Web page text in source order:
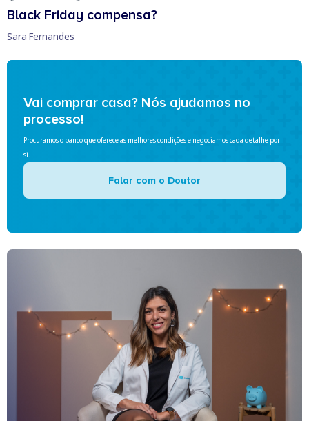
Black Friday compensa?
Sara Fernandes
Vai comprar casa? Nós ajudamos no
processo!
Procuramos o banco que oferece as melhores condições e negociamos cada detalhe por
si.
Falar com o Doutor